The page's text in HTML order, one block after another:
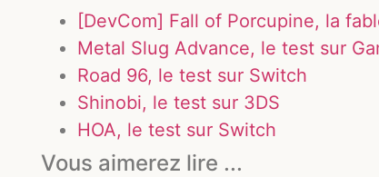
[DevCom] Fall of Porcupine, la
Metal Slug Advance, le test sur
Road 96, le test sur Switch
Shinobi, le test sur 3DS
HOA, le test sur Switch
Vous aimerez lire ...